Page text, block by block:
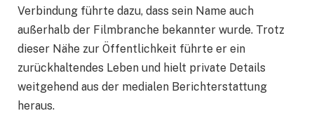
Verbindung führte dazu, dass sein Name auch
außerhalb der Filmbranche bekannter wurde. Trotz
dieser Nähe zur Öffentlichkeit führte er ein
zurückhaltendes Leben und hielt private Details
weitgehend aus der medialen Berichterstattung
heraus.